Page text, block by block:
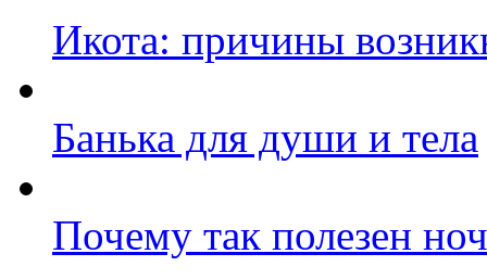
Икота: причины
Банька для души и тела
Почему так полезен